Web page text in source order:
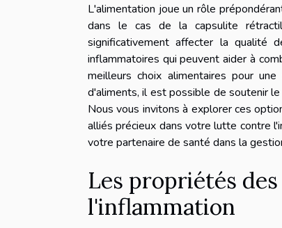
L'alimentation joue un rôle
dans le cas de la capsulite
significativement affecter la qualité
inflammatoires qui peuvent aider à
meilleurs choix alimentaires pour
d'aliments, il est possible de soutenir
Nous vous invitons à explorer ces
alliés précieux dans votre lutte contre
votre partenaire de santé dans la
Les propriétés
l'inflammation